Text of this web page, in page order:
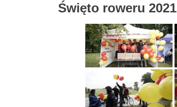
Święto roweru 2021